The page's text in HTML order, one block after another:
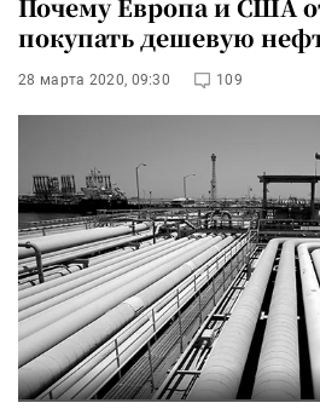
Почему Европа и США
покупать дешевую
28 марта 2020, 09:30 109